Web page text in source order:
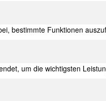
bestimmte Funktionen
um die wichtigsten